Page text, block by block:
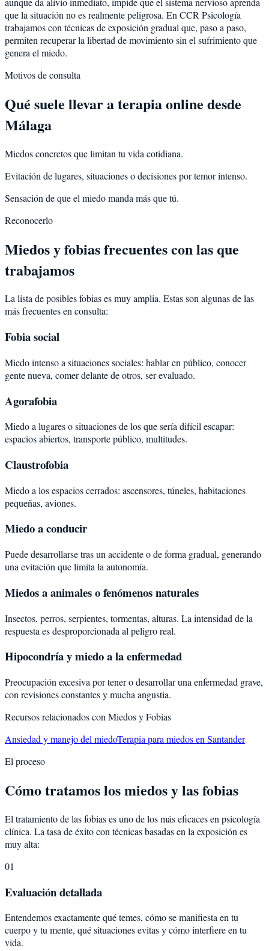
que la situación no es realmente peligrosa. En CCR Psicología
trabajamos con técnicas de exposición gradual que, paso a paso,
permiten recuperar la libertad de movimiento sin el sufrimiento que
genera el miedo.
Motivos de consulta
Qué suele llevar a terapia online desde
Málaga
Miedos concretos que limitan tu vida cotidiana.
Evitación de lugares, situaciones o decisiones por temor intenso.
Sensación de que el miedo manda más que tú.
Reconocerlo
Miedos y fobias frecuentes con las que
trabajamos
La lista de posibles fobias es muy amplia. Estas son algunas de las
más frecuentes en consulta:
Fobia social
Miedo intenso a situaciones sociales: hablar en público, conocer
gente nueva, comer delante de otros, ser evaluado.
Agorafobia
Miedo a lugares o situaciones de los que sería difícil escapar:
espacios abiertos, transporte público, multitudes.
Claustrofobia
Miedo a los espacios cerrados: ascensores, túneles, habitaciones
pequeñas, aviones.
Miedo a conducir
Puede desarrollarse tras un accidente o de forma gradual, generando
una evitación que limita la autonomía.
Miedos a animales o fenómenos naturales
Insectos, perros, serpientes, tormentas, alturas. La intensidad de la
respuesta es desproporcionada al peligro real.
Hipocondría y miedo a la enfermedad
Preocupación excesiva por tener o desarrollar una enfermedad grave,
con revisiones constantes y mucha angustia.
Recursos relacionados con Miedos y Fobias
Ansiedad y manejo del miedoTerapia para miedos en Santander
El proceso
Cómo tratamos los miedos y las fobias
El tratamiento de las fobias es uno de los más eficaces en psicología
clínica. La tasa de éxito con técnicas basadas en la exposición es
muy alta:
01
Evaluación detallada
Entendemos exactamente qué temes, cómo se manifiesta en tu
cuerpo y tu mente, qué situaciones evitas y cómo interfiere en tu
vida.